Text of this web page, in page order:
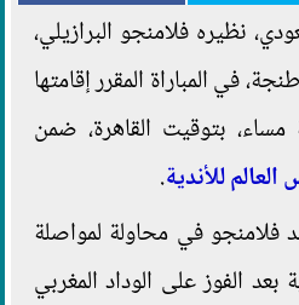
نظيره فلامنجو البرازيلي،
في المباراة المقرر إقامتها
مساء، بتوقيت القاهرة، ضمن
للأندية.
فلامنجو في محاولة لمواصلة
بعد الفوز على الوداد المغربي